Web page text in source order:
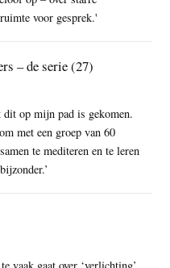
voor gesprek.'
– de serie (27)
op mijn pad is gekomen.
met een groep van 60
te mediteren en te leren